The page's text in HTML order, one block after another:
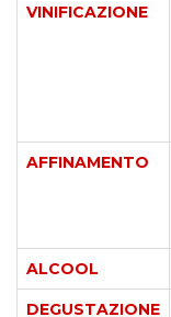
VINIFICAZIONE
AFFINAMENTO
ALCOOL
DEGUSTAZIONE